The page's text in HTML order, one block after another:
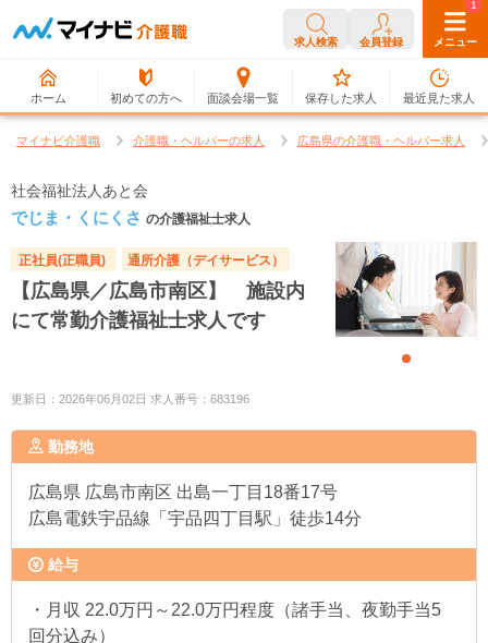
求人検索 会員登録 メニュー
ホーム 初めての方へ 面談会場一覧
0
保存した求人
1
最近見た求人
マイナビ介護職 介護職・ヘルパーの求人 広島県の介護職・ヘルパー求人
社会福祉法人あと会
でじま・くにくさ の介護福祉士求人
正社員(正職員) 通所介護（デイサービス）
【広島県／広島市南区】 施設内
にて常勤介護福祉士求人です
更新日：2026年06月02日 求人番号：683196
勤務地
広島県 広島市南区 出島一丁目18番17号
広島電鉄宇品線「宇品四丁目駅」徒歩14分
給与
・月収 22.0万円～22.0万円程度（諸手当、夜勤手当5
回分込み）